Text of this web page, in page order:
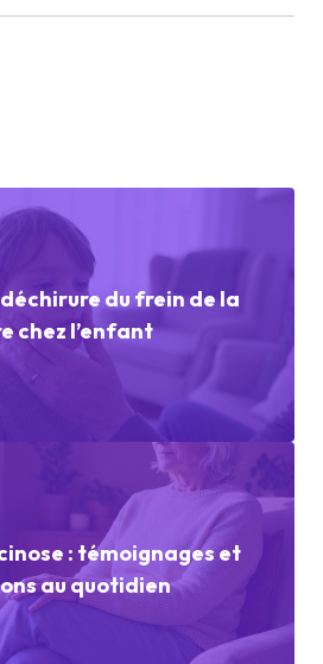
du frein de la
chez l’enfant
: témoignages et
au quotidien